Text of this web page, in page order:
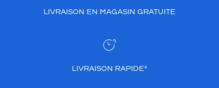
LIVRAISON EN MAGASIN GRATUITE
LIVRAISON RAPIDE*